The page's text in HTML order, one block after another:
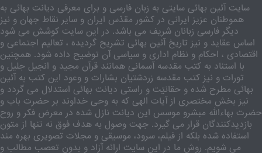
سایت آئین بهائی سایتی به زبان فارسی و برای معرفی دیانت بهائی به
هموطنان عزیز ایرانی در کشور مقدّس ایران و سایر نقاط جهان و نیز
دیگر فارسی زبانان شریف می باشد. در این سایت کوشش می شود
اساس عقاید و نیز تاریخ آئین بهائی تشریح گردیده ، تعالیم اجتماعی و
اقتصادی ، احکام و نظام اداری و سیاسی آن توضیح داده شود. همچنین
با استناد به کتب مقدسه آسمانی همانند قرآن مجید و انجیل جلیل و
تورات و نیز کتب مقدسه زردشتیان بشارات و وعود این کتب به آئین
بهائی مطرح شده و حقانیّت و راستی دیانت بهائی استدلال می گردد و
نیز بخش مختصری از آیات الهی که به وحی خداوند بر حضرت باب و
حضرت بهاءالله مبشرو موسس این دیانت نازل شده در معرض فکر و روح
بازدیدکنندگان قرار می گیرد. جهت وصول به هدف فوق نه تنها از متون
استفاده شده بلکه از فیلم، سرود، موسیقی و مجلات تصویری بهره مند
می شویم. روش ما در این سایت ارائه آزاد و بدون تعصب مطالب و